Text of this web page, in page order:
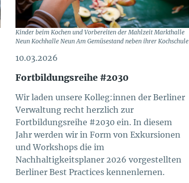
Kinder beim Kochen und Vorbereiten der Mahlzeit Markthalle
Neun Kochhalle Neun Am Gemüsestand neben ihrer Kochschule
10.03.2026
Fortbildungsreihe #2030
Wir laden unsere Kolleg:innen der Berliner
Verwaltung recht herzlich zur
Fortbildungsreihe #2030 ein. In diesem
Jahr werden wir in Form von Exkursionen
und Workshops die im
Nachhaltigkeitsplaner 2026 vorgestellten
Berliner Best Practices kennenlernen.